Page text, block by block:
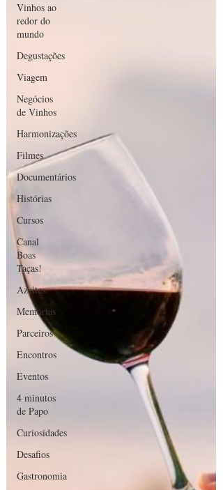
Vinhos ao
redor do
mundo
Degustações
Viagem
Negócios
de Vinhos
Harmonizações
Filmes
Documentários
Histórias
Cursos
Canal
Boas
Taças!
Azeites
Memórias
Parceiros
Encontros
Eventos
4 minutos
de Papo
Curiosidades
Desafios
Gastronomia